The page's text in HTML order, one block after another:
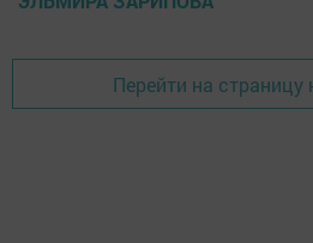
Перейти на страницу